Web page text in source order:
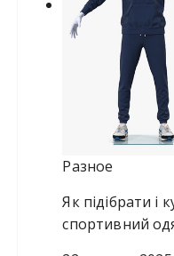
Разное
Як підібрати і
спортивний